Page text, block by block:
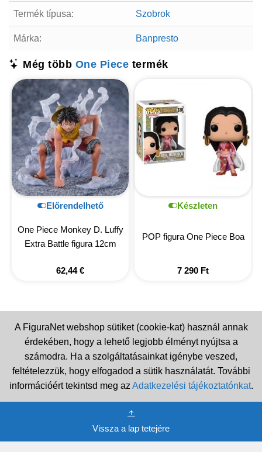
Termék típusa: Szobrok
Márka: Banpresto
Még több One Piece termék
Előrendelhető
One Piece Monkey D. Luffy
Extra Battle figura 12cm
62,44€
Készleten
POP figura One Piece Boa
7 290 Ft
A FiguraNet webshop sütiket (cookie-kat) használ annak
érdekében, hogy a lehető legjobb élményt nyújtsa a
számodra. Ha a szolgáltatásainkat igénybe veszed,
feltételezzük, hogy elfogadod a sütik használatát. További
információért tekintsd meg az Adatkezelési tájékoztatónkat.
Vissza a lap tetejére